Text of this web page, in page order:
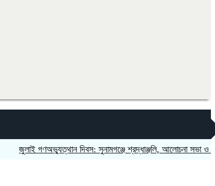
জুলাই গণঅভ্যুত্থান দিবস: সুনামগঞ্জে শ্রদ্ধাঞ্জলি, আলোচনা সভা ও শহীদ